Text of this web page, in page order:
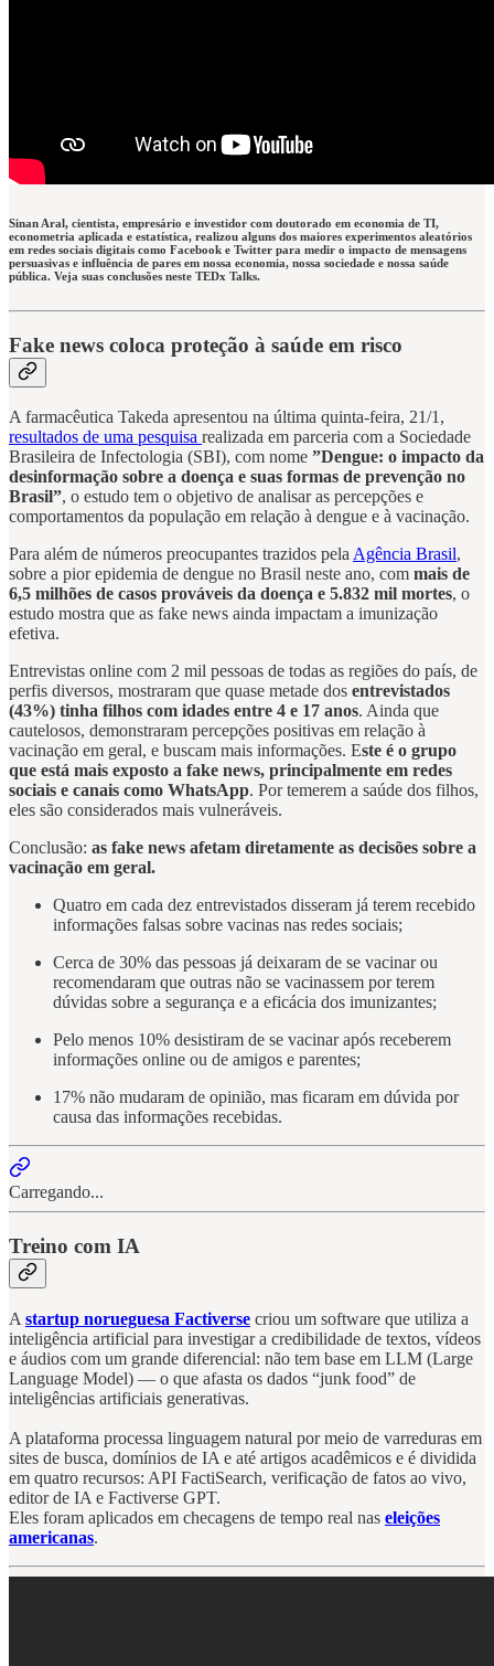
Sinan Aral, cientista, empresário e investidor com doutorado em economia de TI,
econometria aplicada e estatística, realizou alguns dos maiores experimentos aleatórios
em redes sociais digitais como Facebook e Twitter para medir o impacto de mensagens
persuasivas e influência de pares em nossa economia, nossa sociedade e nossa saúde
pública. Veja suas conclusões neste TEDx Talks.
Fake news coloca proteção à saúde em risco
A farmacêutica Takeda apresentou na última quinta-feira, 21/1,
resultados de uma pesquisa realizada em parceria com a Sociedade
Brasileira de Infectologia (SBI), com nome ​​”Dengue: o impacto da
desinformação sobre a doença e suas formas de prevenção no
Brasil”, o estudo tem o objetivo de analisar as percepções e
comportamentos da população em relação à dengue e à vacinação.
Para além de números preocupantes trazidos pelaAgência Brasil,
sobre a pior epidemia de dengue no Brasil neste ano, com mais de
6,5 milhões de casos prováveis da doença e 5.832 mil mortes, o
estudo mostra que as fake news ainda impactam a imunização
efetiva.
Entrevistas online com 2 mil pessoas de todas as regiões do país, de
perfis diversos, mostraram que quase metade dos entrevistados
(43%) tinha filhos com idades entre 4 e 17 anos. Ainda que
cautelosos, demonstraram percepções positivas em relação à
vacinação em geral, e buscam mais informações. Este é o grupo
que está mais exposto a fake news, principalmente em redes
sociais e canais como WhatsApp. Por temerem a saúde dos filhos,
eles são considerados mais vulneráveis.
Conclusão: as fake news afetam diretamente as decisões sobre a
vacinação em geral.
Quatro em cada dez entrevistados disseram já terem recebido
informações falsas sobre vacinas nas redes sociais;
Cerca de 30% das pessoas já deixaram de se vacinar ou
recomendaram que outras não se vacinassem por terem
dúvidas sobre a segurança e a eficácia dos imunizantes;
Pelo menos 10% desistiram de se vacinar após receberem
informações online ou de amigos e parentes;
17% não mudaram de opinião, mas ficaram em dúvida por
causa das informações recebidas.
Carregando...
Treino com IA
A startup norueguesa Factiverse criou um software que utiliza a
inteligência artificial para investigar a credibilidade de textos, vídeos
e áudios com um grande diferencial: não tem base em LLM (Large
Language Model) — o que afasta os dados “junk food” de
inteligências artificiais generativas.
A plataforma processa linguagem natural por meio de varreduras em
sites de busca, domínios de IA e até artigos acadêmicos e é dividida
em quatro recursos: API FactiSearch, verificação de fatos ao vivo,
editor de IA e Factiverse GPT.
Eles foram aplicados em checagens de tempo real nas eleições
americanas.